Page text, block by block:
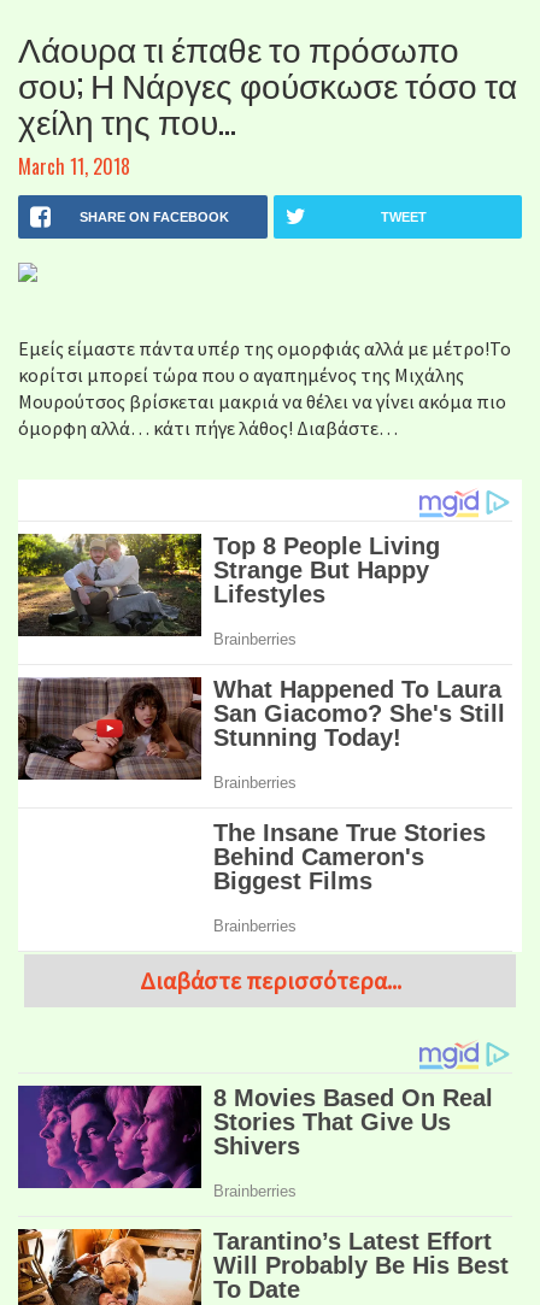
Λάουρα τι έπαθε το πρόσωπο
σου; Η Νάργες φούσκωσε τόσο τα
χείλη της που…
March 11, 2018
SHARE ON FACEBOOK TWEET
Εμείς είμαστε πάντα υπέρ της ομορφιάς αλλά με μέτρο!Το
κορίτσι μπορεί τώρα που ο αγαπημένος της Μιχάλης
Μουρούτσος βρίσκεται μακριά να θέλει να γίνει ακόμα πιο
όμορφη αλλά… κάτι πήγε λάθος! Διαβάστε…
Διαβάστε περισσότερα...